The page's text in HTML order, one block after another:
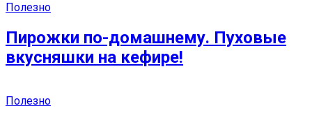
Полезно
Пирожки по-домашнему. Пуховые
вкусняшки на кефире!
Полезно